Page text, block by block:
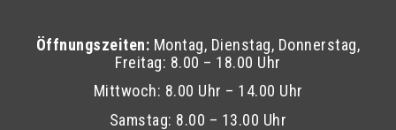
Öffnungszeiten: Montag, Dienstag, Donnerstag,
Freitag: 8.00 – 18.00 Uhr
Mittwoch: 8.00 Uhr – 14.00 Uhr
Samstag: 8.00 – 13.00 Uhr